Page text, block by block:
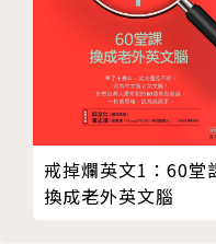
1.全書依照「新聞英
「常用新聞詞彙中英
2.範例取材自世界一
詳盡，不論何種程度
3.提供練習題及解答
課堂使用及個人自修。
新聞詞彙翻譯
4 音意兼譯
5 形譯
新聞句子翻譯
戒掉爛英文1：60堂
換成老外英文腦